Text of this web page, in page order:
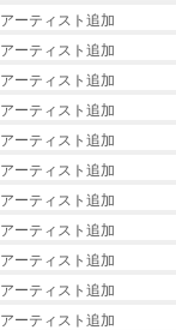
アーティスト追加
アーティスト追加
アーティスト追加
アーティスト追加
アーティスト追加
アーティスト追加
アーティスト追加
アーティスト追加
アーティスト追加
アーティスト追加
アーティスト追加